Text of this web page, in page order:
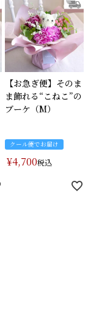
【お急ぎ便】そのま
ま飾れる“こねこ”の
ブーケ（M）
クール便でお届け
¥4,700税込